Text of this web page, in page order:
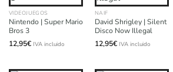
VIDEOJUEGOS
Nintendo | Super Mario
Bros 3
12,95€ IVA incluido
NAIF
David Shrigley | Silent
Disco Now Illegal
12,95€ IVA incluido